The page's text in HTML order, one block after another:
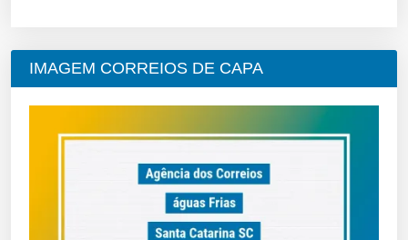
IMAGEM CORREIOS DE CAPA